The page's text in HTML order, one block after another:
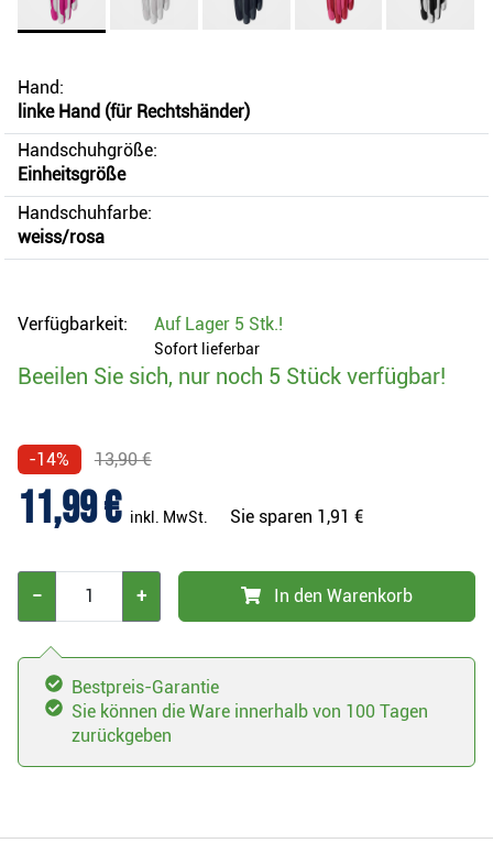
Hand:
linke Hand (für Rechtshänder)
Handschuhgröße:
Einheitsgröße
Handschuhfarbe:
weiss/rosa
Verfügbarkeit: Auf Lager 5 Stk.!
Sofort lieferbar
Beeilen Sie sich, nur noch 5 Stück verfügbar!
-14% 13,90 €
11,99 € inkl. MwSt. Sie sparen 1,91 €
− + In den Warenkorb
Bestpreis-Garantie
Sie können die Ware innerhalb von 100 Tagen
zurückgeben